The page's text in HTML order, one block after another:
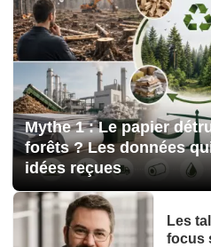
Mythe 1 : Le papier
forêts ? Les données
idées reçues
Les
focus